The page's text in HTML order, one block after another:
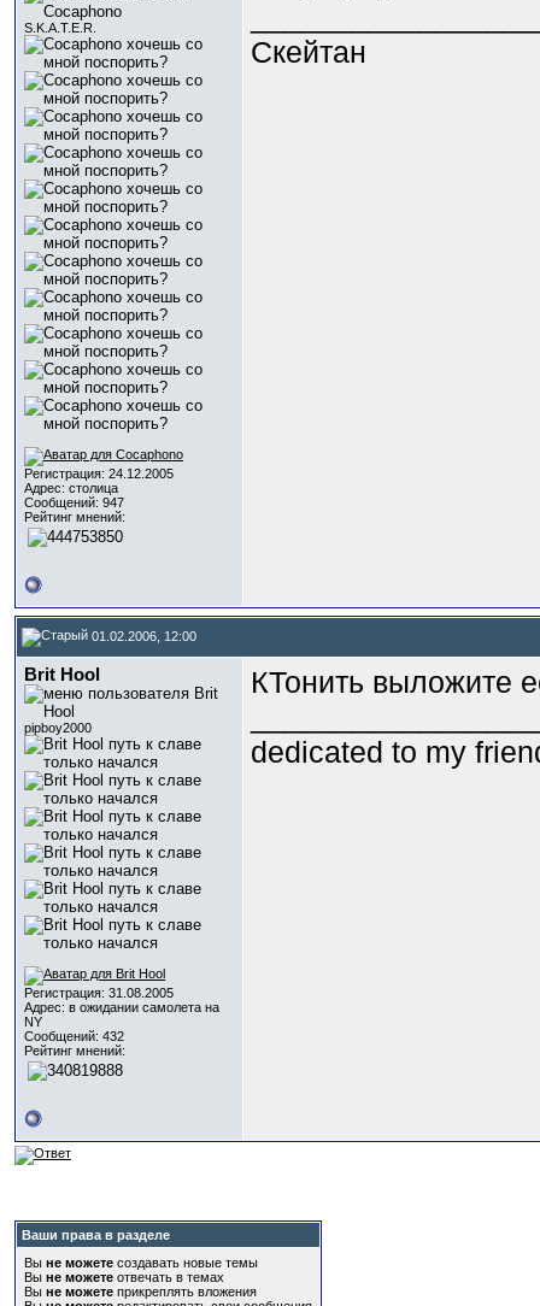
S.K.A.T.E.R.
Регистрация: 24.12.2005
Адрес: столица
Сообщений: 947
Рейтинг мнений:
Скейтан
01.02.2006, 12:00
Brit Hool
pipboy2000
Регистрация: 31.08.2005
Адрес: в ожидании самолета на
NY
Сообщений: 432
Рейтинг мнений:
КТонить выложите
dedicated to my
Ваши права в разделе
Вы не можете создавать новые темы
Вы не можете отвечать в темах
Вы не можете прикреплять вложения